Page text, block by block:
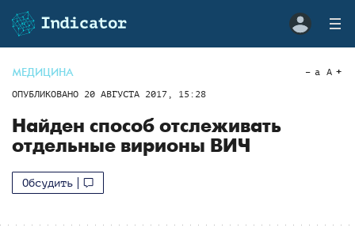
МЕДИЦИНА
ОПУБЛИКОВАНО 20 АВГУСТА 2017, 15:28
a A
Найден способ отслеживать
отдельные вирионы ВИЧ
Обсудить